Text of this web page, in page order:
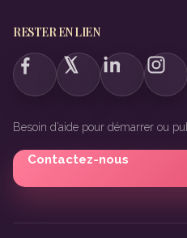
RESTER EN LIEN
Besoin d’aide pour démarrer ou
Contactez-nous